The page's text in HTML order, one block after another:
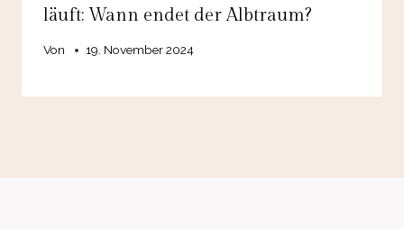
läuft: Wann endet der Albtraum?
Von 19. November 2024